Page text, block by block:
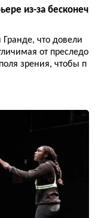
из-за бесконеч
что довели
от преследо
зрения, чтобы п